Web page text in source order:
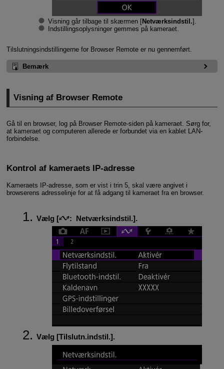
Visning går tilbage til skærmen [Netværksindstil.].
Indstillingsoplysninger gemmes på kameraet.
Tilslutningsindstillingerne for Browser Remote er nu gennemført.
Bemærk
Visning af Browser Remote
Gå til en browser, log på Browser Remote-siden på kameraet. Sørg for,
at kameraet og computeren allerede er forbundet via en kablet LAN-
forbindelse.
Kontrol af kameraets IP-adresse
Kameraets IP-adresse, som er vist i trin 5, skal være angivet i
browserens adresselinje for at få adgang til kameraet fra en browser.
Vælg [ : Netværksindstil.].
Vælg [Tilslutn.indstil.].